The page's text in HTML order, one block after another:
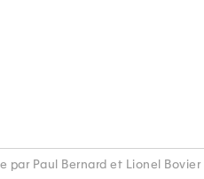
par Paul Bernard et Lionel Bovier